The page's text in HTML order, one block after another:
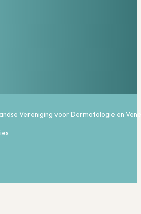
Vereniging voor Dermatologie en